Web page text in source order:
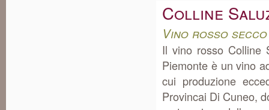
Colline
Vino rosso secco
Il vino rosso Colline
Piemonte è un vino
cui produzione
Provincai Di Cuneo,